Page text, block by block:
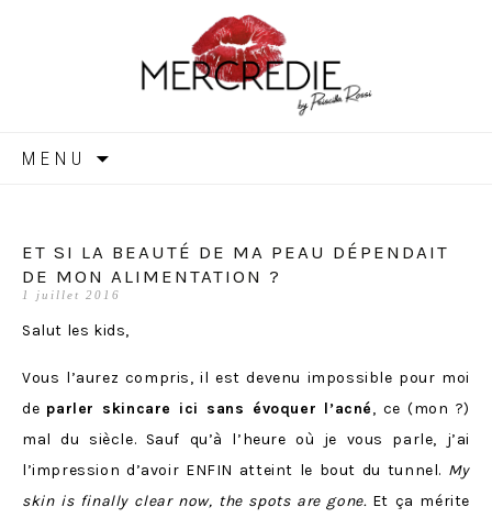
MERCREDIE
MENU
ET SI LA BEAUTÉ DE MA PEAU DÉPENDAIT
DE MON ALIMENTATION ?
1 juillet 2016
Salut les kids,
Vous l’aurez compris, il est devenu impossible pour moi
de parler skincare ici sans évoquer l’acné, ce (mon ?)
mal du siècle. Sauf qu’à l’heure où je vous parle, j’ai
l’impression d’avoir ENFIN atteint le bout du tunnel. My
skin is finally clear now, the spots are gone. Et ça mérite